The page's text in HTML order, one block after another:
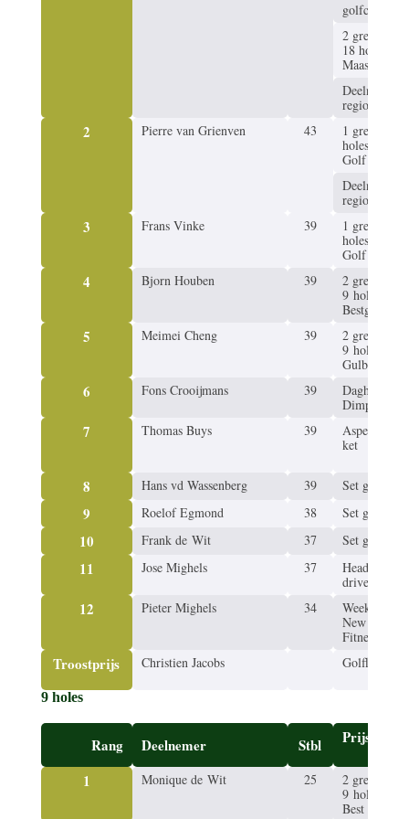
golf­club
2 green­fees
18 holes
Maastricht
Deel­name
regiofinale
2 Pierre van Grienven 43
1 green­fee
holes Peelse
Golf
Deel­name
regiofinale
3 Frans Vinke 39
1 green­fee
holes Peelse
Golf
4 Bjorn Houben 39
2 green­fee
9 holes
Bestgolf
5 Meimei Cheng 39
2 green­fees
9 holes
Gulbergen
6 Fons Croo­i­j­mans 39
Daghap D’n
Dimpel
7 Thomas Buys 39
Asper­ge­pak­
ket
8 Hans vd Wassenberg 39 Set
9 Roelof Egmond 38 Set
10 Frank de Wit 37 Set
11 Jose Mighels 37
Head­co­ver
driver
12 Pieter Mighels 34
Week­kaart
New Phase
Fitness
Troost­prijs Chris­tien Jacobs Golfles
9 holes
Rang Deel­ne­mer Stbl Prijs
1 Monique de Wit 25
2 green­fees
9 holes
Best Golf